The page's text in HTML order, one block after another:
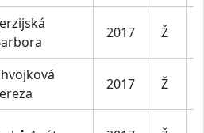
2017 Ž
2017 Ž